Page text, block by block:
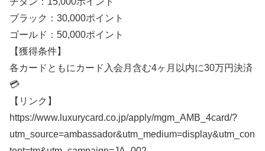
ブラック：30,000ポイント
ゴールド：50,000ポイント
【獲得条件】
各カードともにカード入会月含む4ヶ月以内に30万円決済
💳
【リンク】
https://www.luxurycard.co.jp/apply/mgm_AMB_4card/?
utm_source=ambassador&utm_medium=display&utm_con